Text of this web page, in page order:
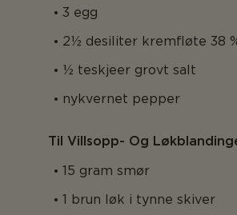
3 egg
2½ desiliter kremfløte 38
½ teskjeer grovt salt
nykvernet pepper
Til Villsopp- Og
15 gram smør
1 brun løk i tynne skiver